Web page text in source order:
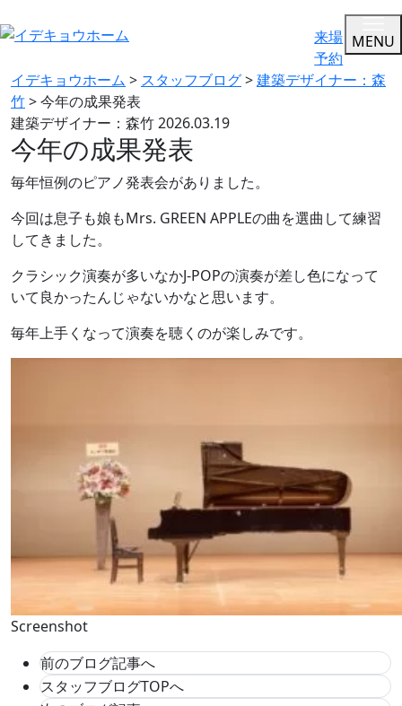
来場
予約
MENU
イデキョウホーム > スタッフブログ>建築デザイナー：森
竹>今年の成果発表
建築デザイナー：森竹2026.03.19
今年の成果発表
毎年恒例のピアノ発表会がありました。
今回は息子も娘もMrs. GREEN APPLEの曲を選曲して練習
してきました。
クラシック演奏が多いなかJ-POPの演奏が差し色になって
いて良かったんじゃないかなと思います。
毎年上手くなって演奏を聴くのが楽しみです。
Screenshot
前のブログ記事へ
スタッフブログTOPへ